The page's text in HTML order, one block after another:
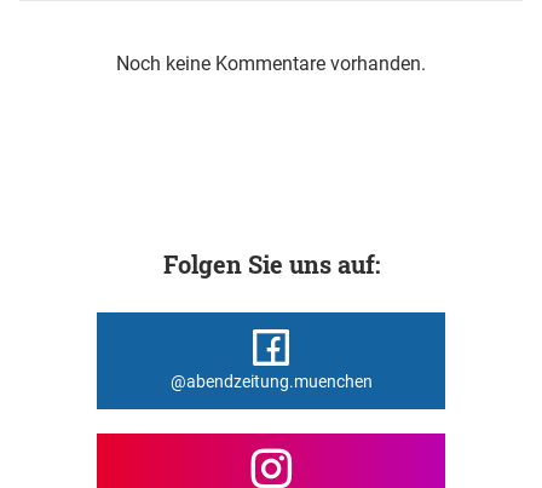
Noch keine Kommentare vorhanden.
Folgen Sie uns auf:
@abendzeitung.muenchen